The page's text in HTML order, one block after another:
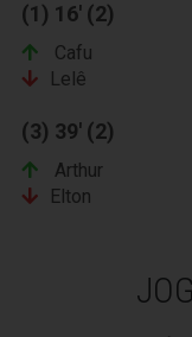
(1) 16' (2)
Cafu
Lelê
(3) 39' (2)
Arthur
Elton